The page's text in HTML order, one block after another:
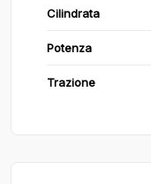
Cilindrata
Potenza
Trazione